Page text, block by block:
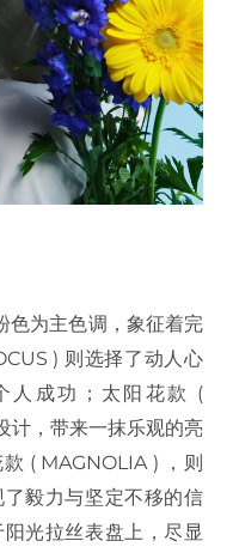
色为主色调，象征着完
) 则选择了动人心
人成功；太阳花款 (
计，带来一抹乐观的亮
( MAGNOLIA ) ，则
毅力与坚定不移的信
光拉丝表盘上，尽显